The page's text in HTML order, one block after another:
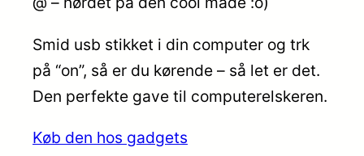
Smid usb stikket i din computer og trk
på “on”, så er du kørende – så let er det.
Den perfekte gave til computerelskeren.
Køb den hos gadgets